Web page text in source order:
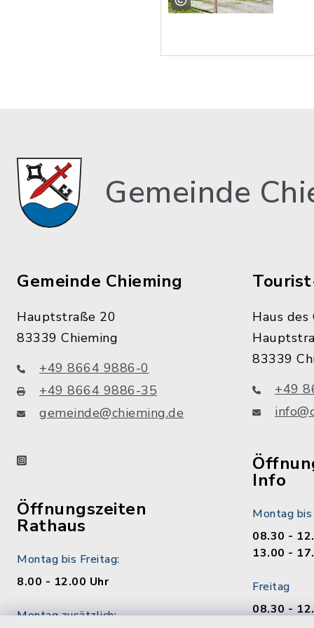
Gemeinde
Gemeinde Chieming
Hauptstraße 20
83339 Chieming
+49 8664 9886-0
+49 8664 9886-35
gemeinde@chieming.de
instagram
Öffnungszeiten
Rathaus
Montag bis Freitag:
8.00 - 12.00 Uhr
Montag zusätzlich:
Haus des
83339
+49
Info
Montag
08.30 -
13.00 -
Freitag
08.30 -